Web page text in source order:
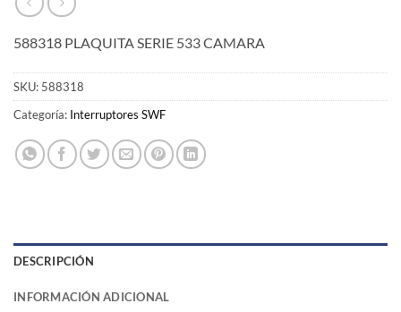
588318 PLAQUITA SERIE 533 CAMARA
SKU: 588318
Categoría: Interruptores SWF
DESCRIPCIÓN
INFORMACIÓN ADICIONAL